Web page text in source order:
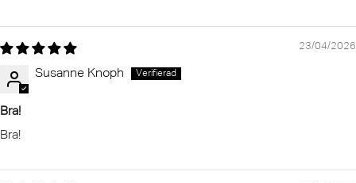
23/04/2026
Susanne Knoph
Bra!
Bra!